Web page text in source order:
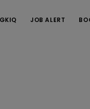
GKIQ JOB ALERT